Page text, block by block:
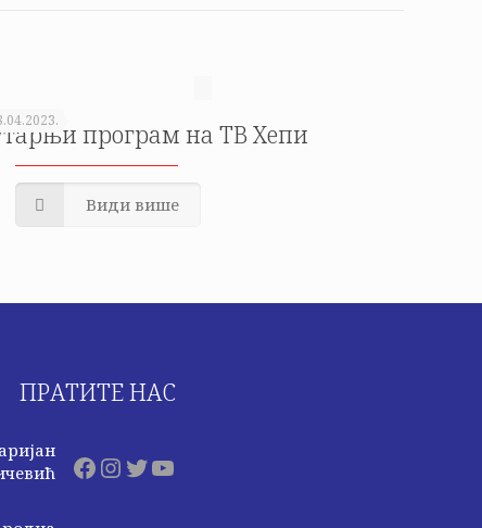
програм на ТВ Хепи
Види више
ПРАТИТЕ НАС
Facebook
Instagram
Twitter
YouTube